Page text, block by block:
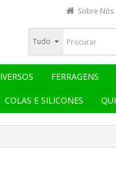
Sobre Nós
Tudo
FERRAGENS
COLAS E SILICONES